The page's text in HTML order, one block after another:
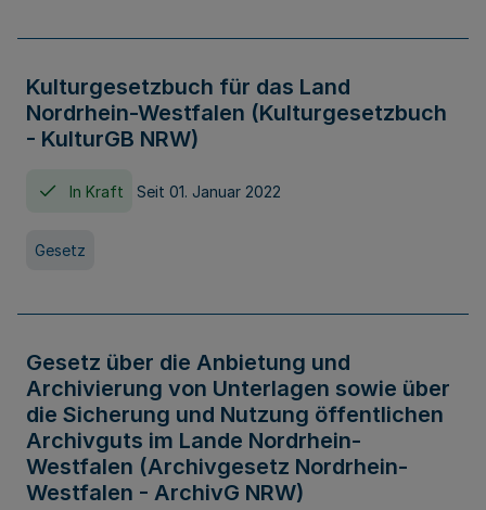
Kulturgesetzbuch für das Land
Nordrhein-Westfalen (Kulturgesetzbuch
- KulturGB NRW)
In Kraft Seit 01. Januar 2022
Gesetz
Gesetz über die Anbietung und
Archivierung von Unterlagen sowie über
die Sicherung und Nutzung öffentlichen
Archivguts im Lande Nordrhein-
Westfalen (Archivgesetz Nordrhein-
Westfalen - ArchivG NRW)